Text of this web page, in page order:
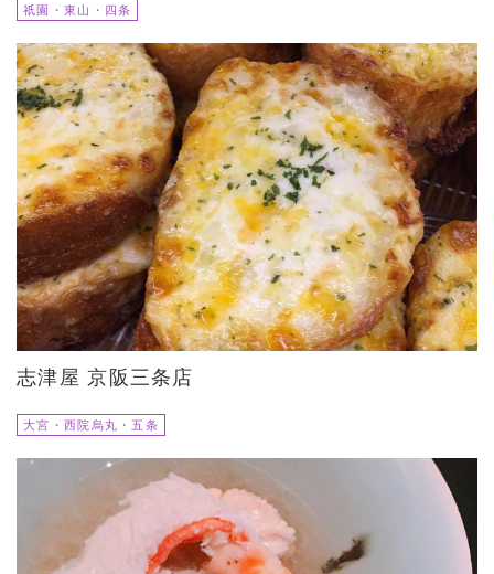
祇園・東山・四条
志津屋 京阪三条店
大宮・西院烏丸・五条